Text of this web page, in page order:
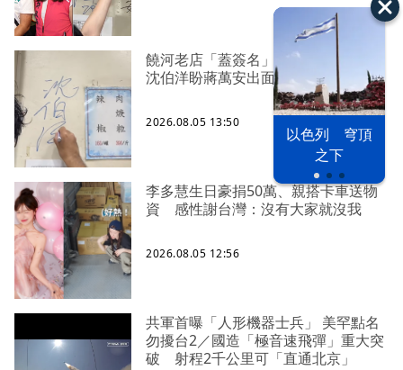
以色列 穹頂
之下
饒河老店「蓋簽名」遭灌一星負評
沈伯洋盼蔣萬安出面勸支持者
2026.08.05 13:50
李多慧生日豪捐50萬、親搭卡車送物
資 感性謝台灣：沒有大家就沒我
2026.08.05 12:56
共軍首曝「人形機器士兵」 美罕點名
勿擾台2／國造「極音速飛彈」重大突
破 射程2千公里可「直通北京」